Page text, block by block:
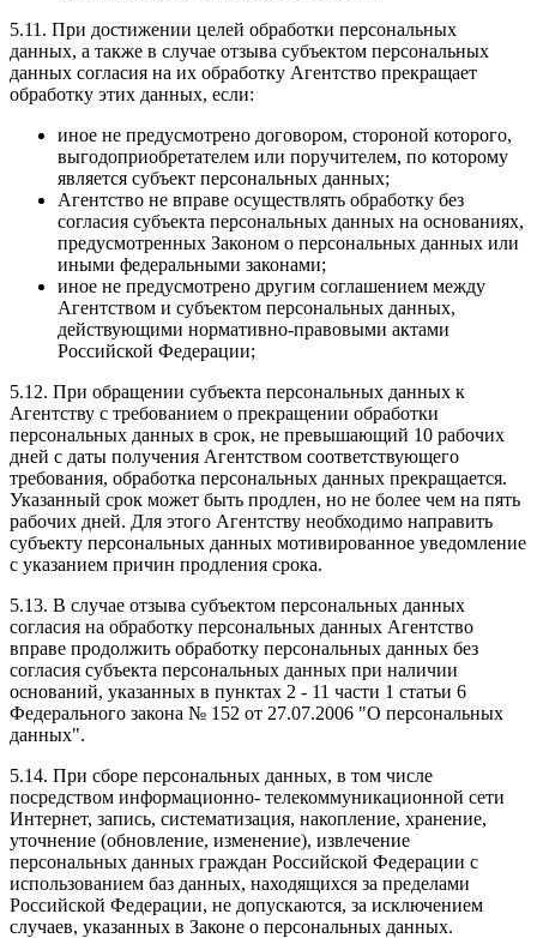
5.11. При достижении целей обработки персональных
данных, а также в случае отзыва субъектом персональных
данных согласия на их обработку Агентство прекращает
обработку этих данных, если:
иное не предусмотрено договором, стороной которого,
выгодоприобретателем или поручителем, по которому
является субъект персональных данных;
Агентство не вправе осуществлять обработку без
согласия субъекта персональных данных на основаниях,
предусмотренных Законом о персональных данных или
иными федеральными законами;
иное не предусмотрено другим соглашением между
Агентством и субъектом персональных данных,
действующими нормативно-правовыми актами
Российской Федерации;
5.12. При обращении субъекта персональных данных к
Агентству с требованием о прекращении обработки
персональных данных в срок, не превышающий 10 рабочих
дней с даты получения Агентством соответствующего
требования, обработка персональных данных прекращается.
Указанный срок может быть продлен, но не более чем на пять
рабочих дней. Для этого Агентству необходимо направить
субъекту персональных данных мотивированное уведомление
с указанием причин продления срока.
5.13. В случае отзыва субъектом персональных данных
согласия на обработку персональных данных Агентство
вправе продолжить обработку персональных данных без
согласия субъекта персональных данных при наличии
оснований, указанных в пунктах 2 - 11 части 1 статьи 6
Федерального закона № 152 от 27.07.2006 "О персональных
данных".
5.14. При сборе персональных данных, в том числе
посредством информационно- телекоммуникационной сети
Интернет, запись, систематизация, накопление, хранение,
уточнение (обновление, изменение), извлечение
персональных данных граждан Российской Федерации с
использованием баз данных, находящихся за пределами
Российской Федерации, не допускаются, за исключением
случаев, указанных в Законе о персональных данных.